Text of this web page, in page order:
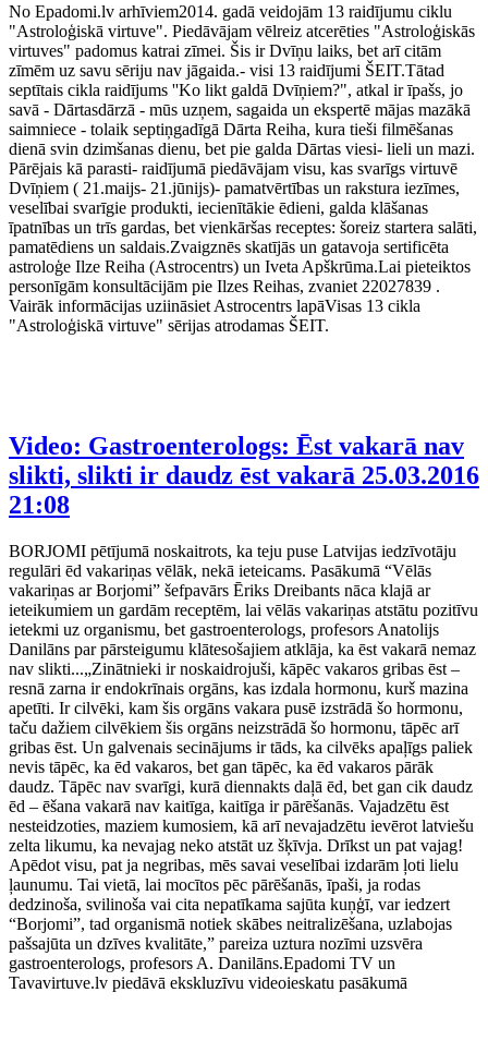
No Epadomi.lv arhīviem2014. gadā veidojām 13 raidījumu ciklu
"Astroloģiskā virtuve". Piedāvājam vēlreiz atcerēties "Astroloģiskās
virtuves" padomus katrai zīmei. Šis ir Dvīņu laiks, bet arī citām
zīmēm uz savu sēriju nav jāgaida.- visi 13 raidījumi ŠEIT.Tātad
septītais cikla raidījums ''Ko likt galdā Dvīņiem?", atkal ir īpašs, jo
savā - Dārtasdārzā - mūs uzņem, sagaida un ekspertē mājas mazākā
saimniece - tolaik septiņgadīgā Dārta Reiha, kura tieši filmēšanas
dienā svin dzimšanas dienu, bet pie galda Dārtas viesi- lieli un mazi.
Pārējais kā parasti- raidījumā piedāvājam visu, kas svarīgs virtuvē
Dvīņiem ( 21.maijs- 21.jūnijs)- pamatvērtības un rakstura iezīmes,
veselībai svarīgie produkti, iecienītākie ēdieni, galda klāšanas
īpatnības un trīs gardas, bet vienkāršas receptes: šoreiz startera salāti,
pamatēdiens un saldais.Zvaigznēs skatījās un gatavoja sertificēta
astroloģe Ilze Reiha (Astrocentrs) un Iveta Apškrūma.Lai pieteiktos
personīgām konsultācijām pie Ilzes Reihas, zvaniet 22027839 .
Vairāk informācijas uziināsiet Astrocentrs lapāVisas 13 cikla
"Astroloģiskā virtuve" sērijas atrodamas ŠEIT.
Video: Gastroenterologs: Ēst vakarā nav
slikti, slikti ir daudz ēst vakarā 25.03.2016
21:08
BORJOMI pētījumā noskaitrots, ka teju puse Latvijas iedzīvotāju
regulāri ēd vakariņas vēlāk, nekā ieteicams. Pasākumā “Vēlās
vakariņas ar Borjomi” šefpavārs Ēriks Dreibants nāca klajā ar
ieteikumiem un gardām receptēm, lai vēlās vakariņas atstātu pozitīvu
ietekmi uz organismu, bet gastroenterologs, profesors Anatolijs
Danilāns par pārsteigumu klātesošajiem atklāja, ka ēst vakarā nemaz
nav slikti...„Zinātnieki ir noskaidrojuši, kāpēc vakaros gribas ēst –
resnā zarna ir endokrīnais orgāns, kas izdala hormonu, kurš mazina
apetīti. Ir cilvēki, kam šis orgāns vakara pusē izstrādā šo hormonu,
taču dažiem cilvēkiem šis orgāns neizstrādā šo hormonu, tāpēc arī
gribas ēst. Un galvenais secinājums ir tāds, ka cilvēks apaļīgs paliek
nevis tāpēc, ka ēd vakaros, bet gan tāpēc, ka ēd vakaros pārāk
daudz. Tāpēc nav svarīgi, kurā diennakts daļā ēd, bet gan cik daudz
ēd – ēšana vakarā nav kaitīga, kaitīga ir pārēšanās. Vajadzētu ēst
nesteidzoties, maziem kumosiem, kā arī nevajadzētu ievērot latviešu
zelta likumu, ka nevajag neko atstāt uz šķīvja. Drīkst un pat vajag!
Apēdot visu, pat ja negribas, mēs savai veselībai izdarām ļoti lielu
ļaunumu. Tai vietā, lai mocītos pēc pārēšanās, īpaši, ja rodas
dedzinoša, svilinoša vai cita nepatīkama sajūta kuņģī, var iedzert
“Borjomi”, tad organismā notiek skābes neitralizēšana, uzlabojas
pašsajūta un dzīves kvalitāte,” pareiza uztura nozīmi uzsvēra
gastroenterologs, profesors A. Danilāns.Epadomi TV un
Tavavirtuve.lv piedāvā ekskluzīvu videoieskatu pasākumā